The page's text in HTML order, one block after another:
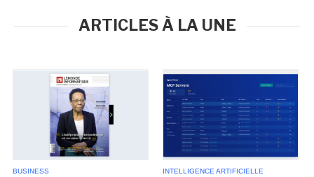
ARTICLES À LA UNE
BUSINESS INTELLIGENCE ARTIFICIELLE